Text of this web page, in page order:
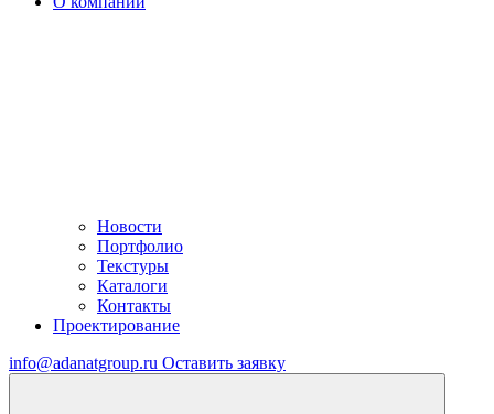
Новости
Портфолио
Текстуры
Каталоги
Контакты
Проектирование
info@adanatgroup.ru Оставить заявку